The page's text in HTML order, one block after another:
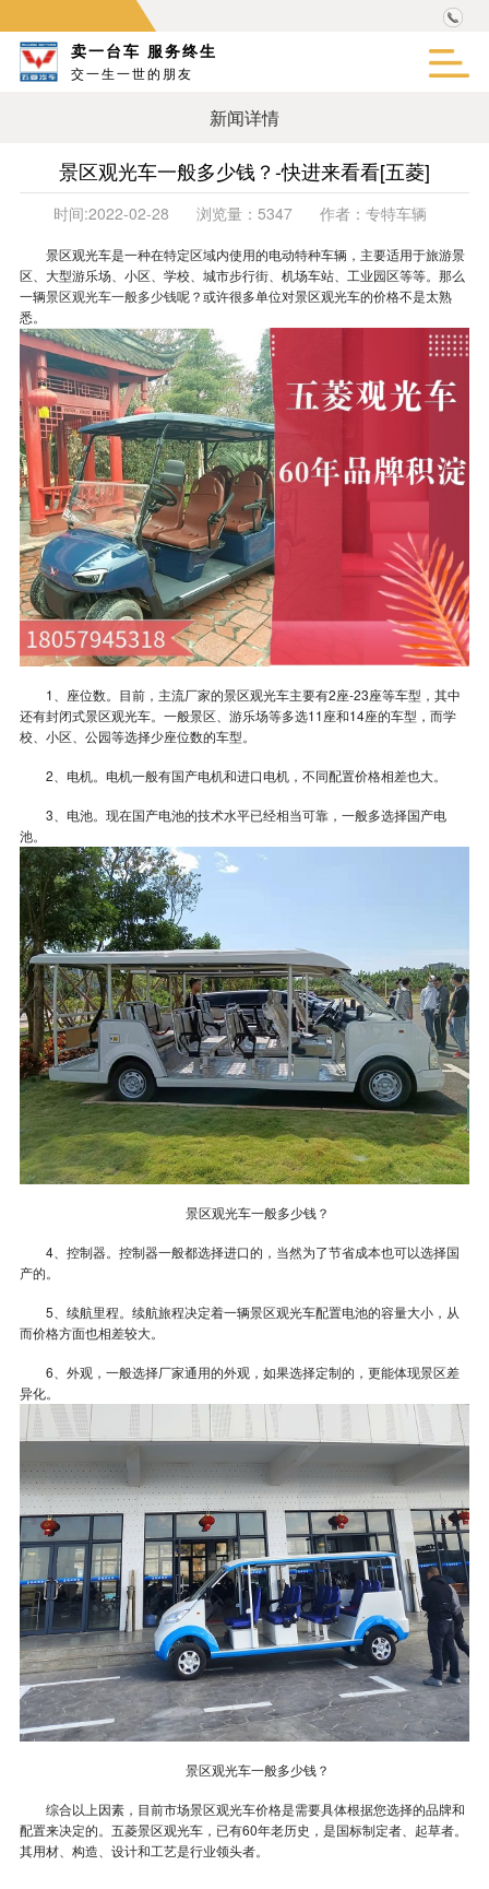
卖一台车 服务终生
交一生一世的朋友
新闻详情
景区观光车一般多少钱？-快进来看看[五菱]
时间:2022-02-28 浏览量： 5347 作者： 专特车辆
景区观光车是一种在特定区域内使用的电动特种车辆，主要适用于旅游景
区、大型游乐场、 小区、学校、城市步行街、机场车站、工业园区等等。那么
一辆景区观光车一般多少钱呢？或许很多单位对景区观光车的价格不是太熟
悉。
1、座位数。目前，主流厂家的景区观光车主要有2座-23座等车型，其中
还有封闭式景区观光车。一般景区、游乐场等多选11座和14座的车型，而学
校、小区、公园等选择少座位数的车型。
2、电机。电机一般有国产电机和进口电机，不同配置价格相差也大。
3、电池。现在国产电池的技术水平已经相当可靠，一般多选择国产电
池。
景区观光车一般多少钱？
4、控制器。控制器一般都选择进口的，当然为了节省成本也可以选择国
产的。
5、续航里程。续航旅程决定着一辆景区观光车配置电池的容量大小，从
而价格方面也相差较大。
6、外观，一般选择厂家通用的外观，如果选择定制的，更能体现景区差
异化。
景区观光车一般多少钱？
综合以上因素，目前市场景区观光车价格是需要具体根据您选择的品牌和
配置来决定的。五菱景区观光车，已有60年老历史，是国标制定者、起草者。
其用材、构造、设计和工艺是行业领头者。